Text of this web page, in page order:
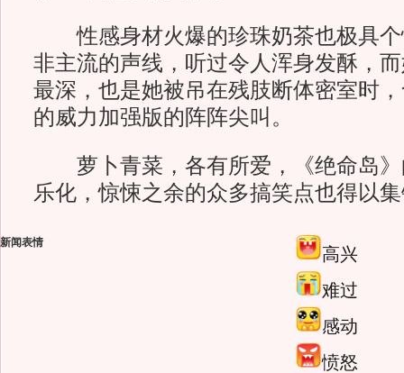
性感身材火爆的珍珠奶茶也极具个
非主流的声线，听过令人浑身发酥，
最深，也是她被吊在残肢断体密室时
的威力加强版的阵阵尖叫。
萝卜青菜，各有所爱，《绝命岛》
乐化，惊悚之余的众多搞笑点也得以
新闻表情
高兴
难过
感动
愤怒